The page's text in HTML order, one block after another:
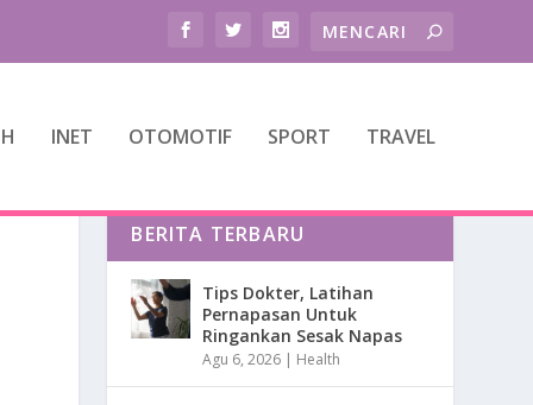
INET OTOMOTIF SPORT TRAVEL
BERITA TERBARU
Tips Dokter, Latihan
Pernapasan Untuk
Ringankan Sesak Napas
Agu 6, 2026 | Health